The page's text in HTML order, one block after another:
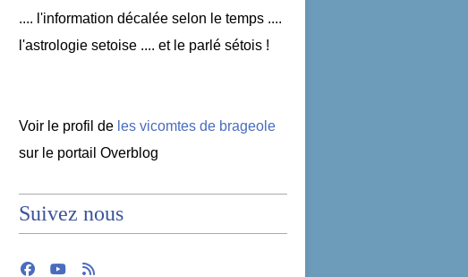
.... l'information décalée selon le temps ....
l'astrologie setoise .... et le parlé sétois !
Voir le profil de les vicomtes de brageole
sur le portail Overblog
Suivez nous